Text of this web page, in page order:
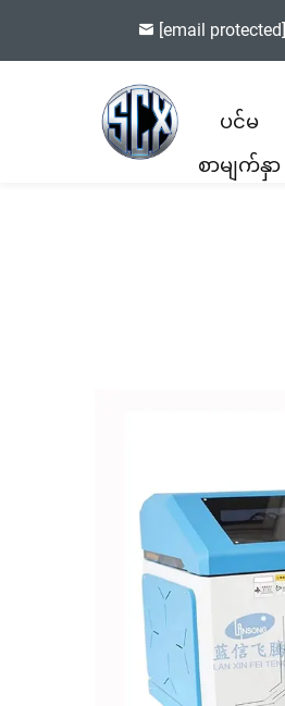
[email protected]
ပင်မ
စာမျက်နှာ